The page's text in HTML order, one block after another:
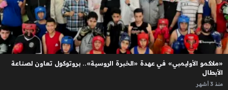
«ملاكمو الأوليمبي» في عهدة «الخبرة الروسية».. بروتوكول تعاون لصناعة
الأبطال
منذ 3 أشهر